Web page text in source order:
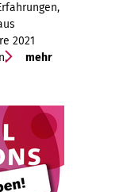
2021
mehr